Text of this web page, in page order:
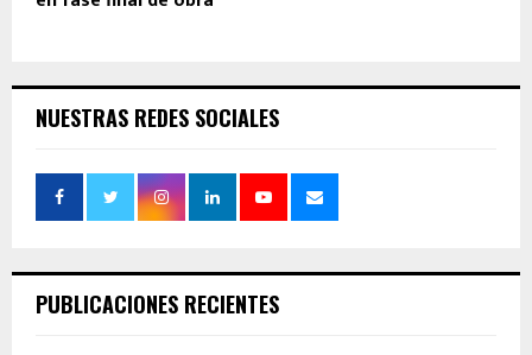
NUESTRAS REDES SOCIALES
PUBLICACIONES RECIENTES